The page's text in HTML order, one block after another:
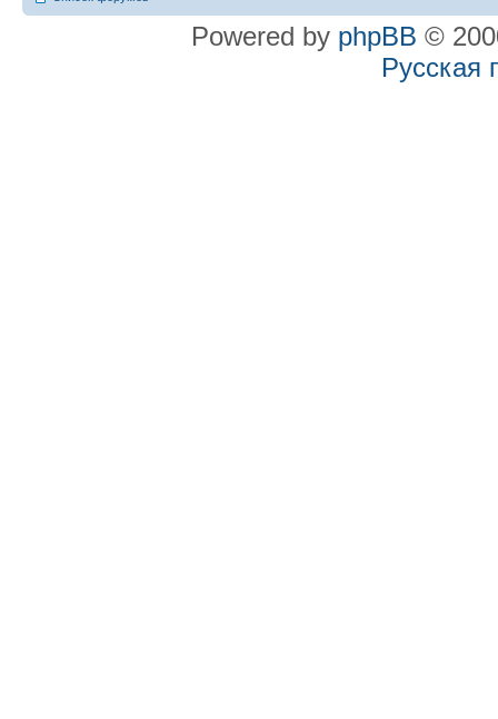
Powered by phpBB ©
Русская